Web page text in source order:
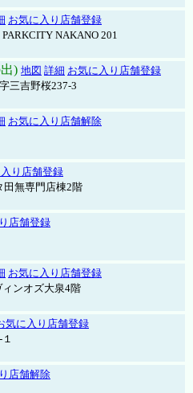
お気に入り店舗登録
NAKANO 201
) 地図 詳細 お気に入り店舗登録
三吉野桜237-3
お気に入り店舗解除
り店舗登録
田無専門店棟2階
店舗登録
お気に入り店舗登録
ンオズ大泉4階
気に入り店舗登録
店舗解除